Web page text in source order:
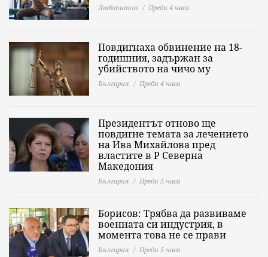
Любопитно Преди 4 часа
Повдигнаха обвинение на 18-
годишния, задържан за
убийството на чичо му
България Преди 4 часа
Президентът отново ще
повдигне темата за лечението
на Ива Михайлова пред
властите в Р Северна
Македония
България Преди 5 часа
Борисов: Трябва да развиваме
военната си индустрия, в
момента това не се прави
България Преди 5 часа